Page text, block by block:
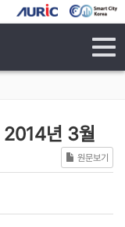
2014년 3월
원문보기